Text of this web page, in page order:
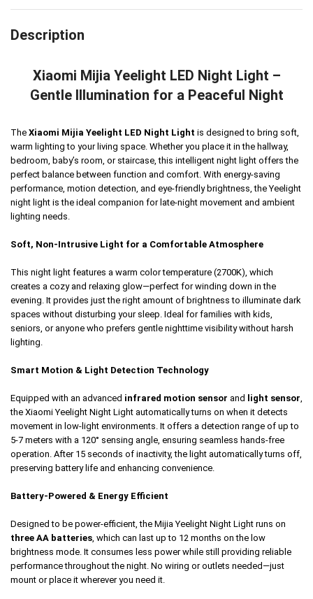
Description
Xiaomi Mijia Yeelight LED Night Light –
Gentle Illumination for a Peaceful Night
The Xiaomi Mijia Yeelight LED Night Light is designed to bring soft,
warm lighting to your living space. Whether you place it in the hallway,
bedroom, baby’s room, or staircase, this intelligent night light offers the
perfect balance between function and comfort. With energy-saving
performance, motion detection, and eye-friendly brightness, the Yeelight
night light is the ideal companion for late-night movement and ambient
lighting needs.
Soft, Non-Intrusive Light for a Comfortable Atmosphere
This night light features a warm color temperature (2700K), which
creates a cozy and relaxing glow—perfect for winding down in the
evening. It provides just the right amount of brightness to illuminate dark
spaces without disturbing your sleep. Ideal for families with kids,
seniors, or anyone who prefers gentle nighttime visibility without harsh
lighting.
Smart Motion & Light Detection Technology
Equipped with an advanced infrared motion sensor and light sensor,
the Xiaomi Yeelight Night Light automatically turns on when it detects
movement in low-light environments. It offers a detection range of up to
5-7 meters with a 120° sensing angle, ensuring seamless hands-free
operation. After 15 seconds of inactivity, the light automatically turns off,
preserving battery life and enhancing convenience.
Battery-Powered & Energy Efficient
Designed to be power-efficient, the Mijia Yeelight Night Light runs on
three AA batteries, which can last up to 12 months on the low
brightness mode. It consumes less power while still providing reliable
performance throughout the night. No wiring or outlets needed—just
mount or place it wherever you need it.